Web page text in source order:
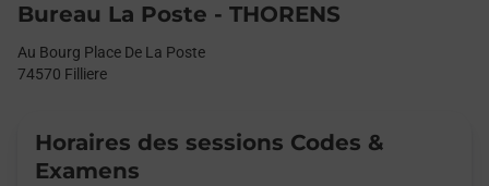
Bureau La Poste - THORENS
Au Bourg Place De La Poste
74570 Filliere
Horaires des sessions Codes &
Examens